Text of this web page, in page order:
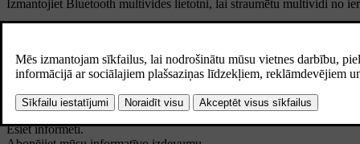
Izmantojiet Bluetooth multivides lietotni, lai straumētu multividi no
Vai tas palīdzēja?
Jā Nē